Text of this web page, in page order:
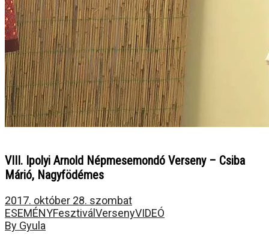
VIII. Ipolyi Arnold Népmesemondó Verseny – Csiba
Márió, Nagyfödémes
2017. október 28. szombat
ESEMÉNYFesztivál VersenyVIDEÓ
By Gyula